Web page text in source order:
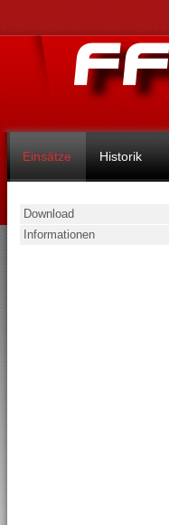
Einsätze Historik
Download
Informationen